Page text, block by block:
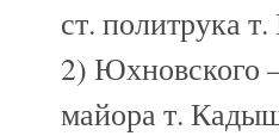
ст. политрука
2)
майора т.